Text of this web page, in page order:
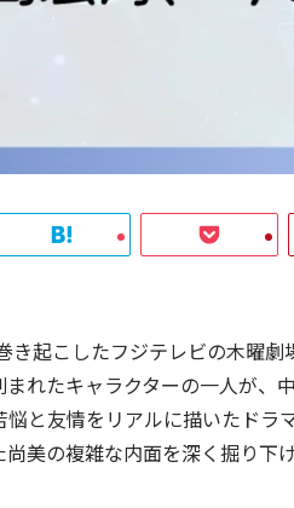
き起こしたフジテレビの木曜劇
れたキャラクターの一人が、
と友情をリアルに描いたドラ
美の複雑な内面を深く掘り下げ